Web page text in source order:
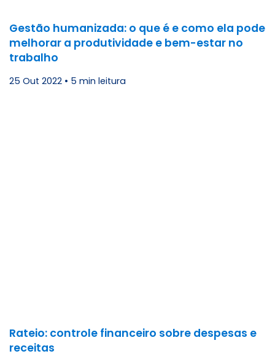
Gestão humanizada: o que é e como ela pode
melhorar a produtividade e bem-estar no
trabalho
25 Out 2022 • 5 min leitura
Rateio: controle financeiro sobre despesas e
receitas